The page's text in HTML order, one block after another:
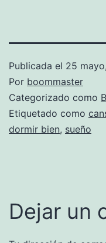
Publicada el 25
Por boommaster
Categorizado como
Etiquetado como
dormir bien, sueño
Dejar un